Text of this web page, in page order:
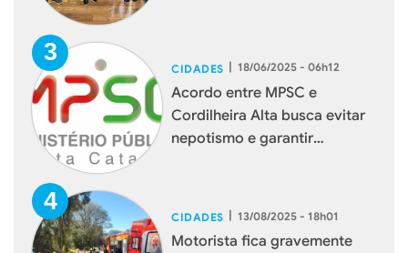
CIDADES | 18/06/2025 - 06h12
Acordo entre MPSC e
Cordilheira Alta busca evitar
nepotismo e garantir
CIDADES | 13/08/2025 - 18h01
Motorista fica gravemente